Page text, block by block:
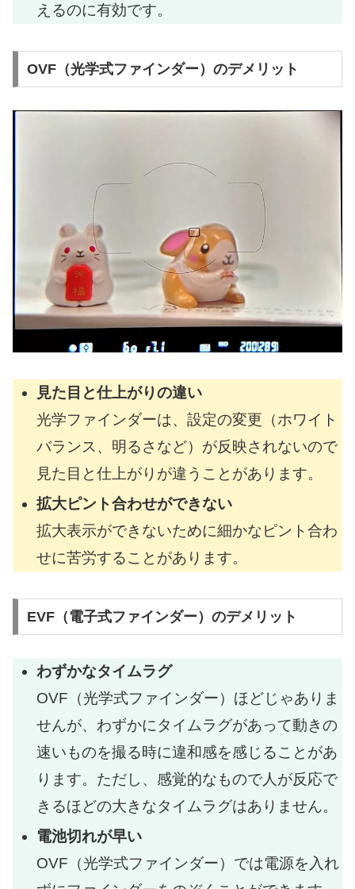
えるのに有効です。
OVF（光学式ファインダー）のデメリット
見た目と仕上がりの違い
光学ファインダーは、設定の変更（ホワイト
バランス、明るさなど）が反映されないので
見た目と仕上がりが違うことがあります。
拡大ピント合わせができない
拡大表示ができないために細かなピント合わ
せに苦労することがあります。
EVF（電子式ファインダー）のデメリット
わずかなタイムラグ
OVF（光学式ファインダー）ほどじゃありま
せんが、わずかにタイムラグがあって動きの
速いものを撮る時に違和感を感じることがあ
ります。ただし、感覚的なもので人が反応で
きるほどの大きなタイムラグはありません。
電池切れが早い
OVF（光学式ファインダー）では電源を入れ